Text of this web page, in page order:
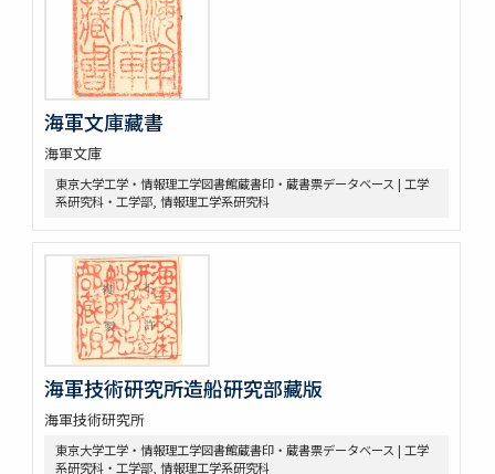
海軍文庫藏書
海軍文庫
東京大学工学・情報理工学図書館蔵書印・蔵書票データベース | 工学
系研究科・工学部, 情報理工学系研究科
海軍技術研究所造船研究部藏版
海軍技術研究所
東京大学工学・情報理工学図書館蔵書印・蔵書票データベース | 工学
系研究科・工学部, 情報理工学系研究科